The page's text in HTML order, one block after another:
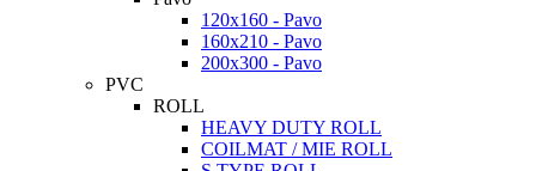
120x160 - Pavo
160x210 - Pavo
200x300 - Pavo
PVC
ROLL
HEAVY DUTY ROLL
COILMAT / MIE ROLL